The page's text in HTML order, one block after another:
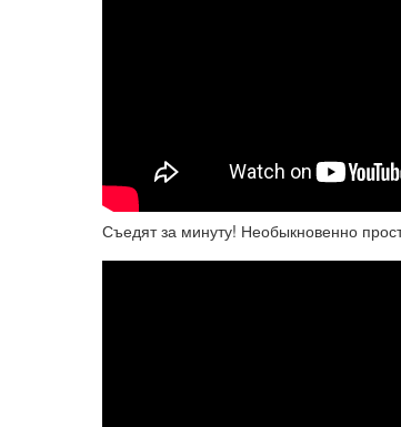
Съедят за минуту! Необыкновенно